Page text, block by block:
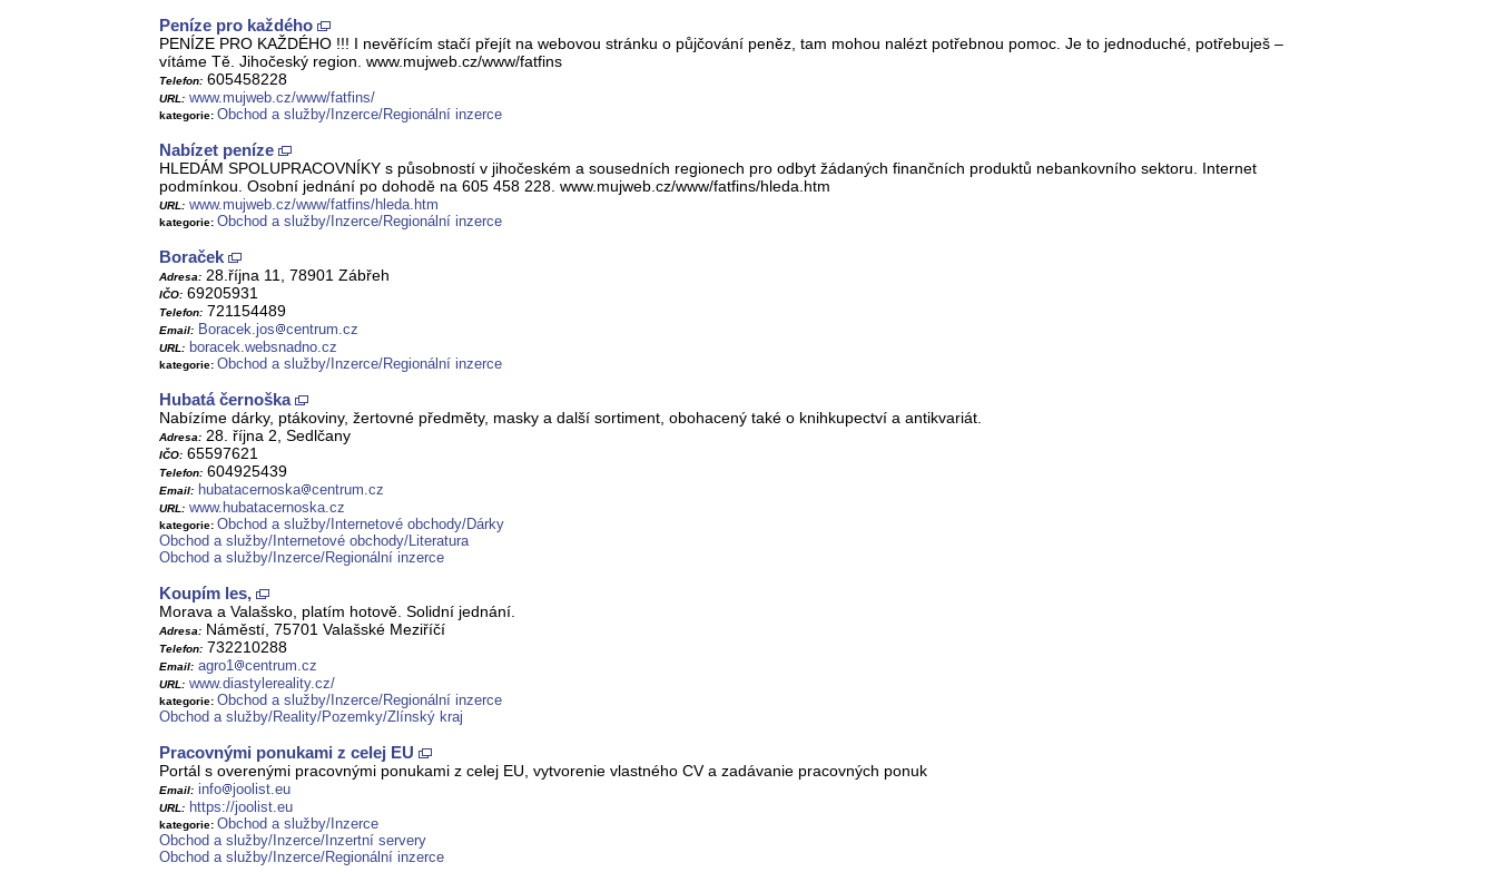
Peníze pro každého
PENÍZE PRO KAŽDÉHO !!! I nevěřícím stačí přejít na webovou stránku o půjčování peněz, tam mohou nalézt potřebnou pomoc. Je to jednoduché, potřebuješ –
vítáme Tě. Jihočeský region. www.mujweb.cz/www/fatfins
Telefon: 605458228
URL: www.mujweb.cz/www/fatfins/
kategorie: Obchod a služby/Inzerce/Regionální inzerce
Nabízet peníze
HLEDÁM SPOLUPRACOVNÍKY s působností v jihočeském a sousedních regionech pro odbyt žádaných finančních produktů nebankovního sektoru. Internet
podmínkou. Osobní jednání po dohodě na 605 458 228. www.mujweb.cz/www/fatfins/hleda.htm
URL: www.mujweb.cz/www/fatfins/hleda.htm
kategorie: Obchod a služby/Inzerce/Regionální inzerce
Boraček
Adresa: 28.října 11, 78901 Zábřeh
IČO: 69205931
Telefon: 721154489
Email: Boracek.jos centrum.cz
URL: boracek.websnadno.cz
kategorie: Obchod a služby/Inzerce/Regionální inzerce
Hubatá černoška
Nabízíme dárky, ptákoviny, žertovné předměty, masky a další sortiment, obohacený také o knihkupectví a antikvariát.
Adresa: 28. října 2, Sedlčany
IČO: 65597621
Telefon: 604925439
Email: hubatacernoska centrum.cz
URL: www.hubatacernoska.cz
kategorie: Obchod a služby/Internetové obchody/Dárky
Obchod a služby/Internetové obchody/Literatura
Obchod a služby/Inzerce/Regionální inzerce
Koupím les,
Morava a Valašsko, platím hotově. Solidní jednání.
Adresa: Náměstí, 75701 Valašské Meziříčí
Telefon: 732210288
Email: agro1 centrum.cz
URL: www.diastylereality.cz/
kategorie: Obchod a služby/Inzerce/Regionální inzerce
Obchod a služby/Reality/Pozemky/Zlínský kraj
Pracovnými ponukami z celej EU
Portál s overenými pracovnými ponukami z celej EU, vytvorenie vlastného CV a zadávanie pracovných ponuk
Email: info joolist.eu
URL: https://joolist.eu
kategorie: Obchod a služby/Inzerce
Obchod a služby/Inzerce/Inzertní servery
Obchod a služby/Inzerce/Regionální inzerce